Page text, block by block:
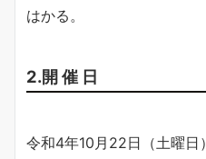
はかる。
2.開 催 日
令和4年10月22日（土曜日）